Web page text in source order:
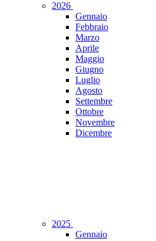
2026
Gennaio
Febbraio
Marzo
Aprile
Maggio
Giugno
Luglio
Agosto
Settembre
Ottobre
Novembre
Dicembre
2025
Gennaio